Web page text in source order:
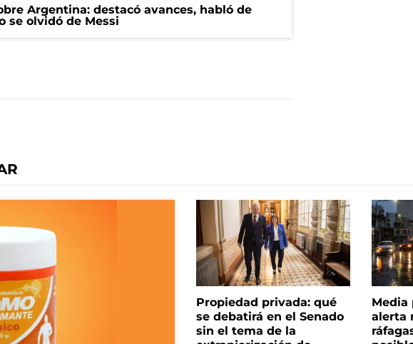
Argentina: destacó avances, habló de
se olvidó de Messi
Propiedad privada: qué
se debatirá en el Senado
sin el tema de la
Media
alerta